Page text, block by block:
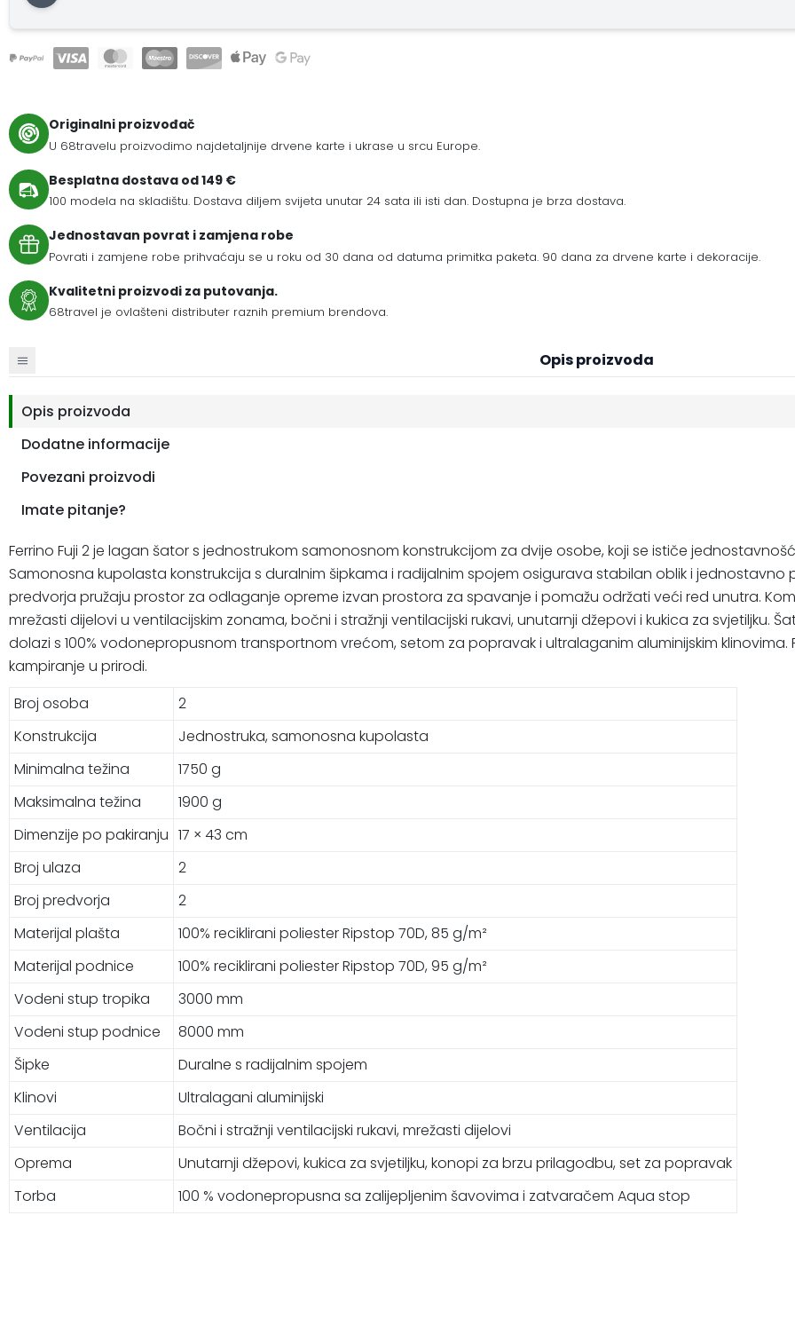
Originalni proizvođač
U 68travelu proizvodimo najdetaljnije drvene karte i ukrase u srcu Europe.
Besplatna dostava od 149 €
100 modela na skladištu. Dostava diljem svijeta unutar 24 sata ili isti dan. Dostupna je brza dostava.
Jednostavan povrat i zamjena robe
Povrati i zamjene robe prihvaćaju se u roku od 30 dana od datuma primitka paketa. 90 dana za drvene karte i dekoracije.
Kvalitetni proizvodi za putovanja.
68travel je ovlašteni distributer raznih premium brendova.
Opis proizvoda
Opis proizvoda
Dodatne informacije
Povezani proizvodi
Imate pitanje?
Ferrino Fuji 2 je lagan šator s jednostrukom samonosnom konstrukcijom za dvije osobe, koji se ističe
Samonosna kupolasta konstrukcija s duralnim šipkama i radijalnim spojem osigurava stabilan oblik i
predvorja pružaju prostor za odlaganje opreme izvan prostora za spavanje i pomažu održati veći red unutra.
mrežasti dijelovi u ventilacijskim zonama, bočni i stražnji ventilacijski rukavi, unutarnji džepovi i kukica za svjetiljku.
dolazi s 100% vodonepropusnom transportnom vrećom, setom za popravak i ultralaganim aluminijskim klinovima.
kampiranje u prirodi.
Broj osoba
2
Konstrukcija
Jednostruka, samonosna kupolasta
Minimalna težina
1750 g
Maksimalna težina
1900 g
Dimenzije po pakiranju 17 × 43 cm
Broj ulaza
2
Broj predvorja
2
Materijal plašta
100% reciklirani poliester Ripstop 70D, 85 g/m²
Materijal podnice
100% reciklirani poliester Ripstop 70D, 95 g/m²
Vodeni stup tropika
3000 mm
Vodeni stup podnice
8000 mm
Šipke
Duralne s radijalnim spojem
Klinovi
Ultralagani aluminijski
Ventilacija
Bočni i stražnji ventilacijski rukavi, mrežasti dijelovi
Oprema
Unutarnji džepovi, kukica za svjetiljku, konopi za brzu prilagodbu, set za popravak
Torba
100 % vodonepropusna sa zalijepljenim šavovima i zatvaračem Aqua stop